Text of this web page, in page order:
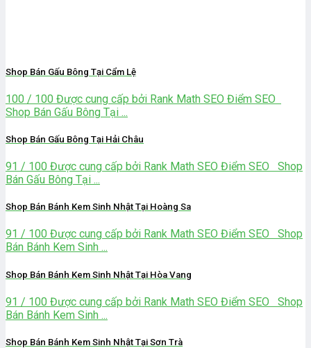
Shop Bán Gấu Bông Tại Cẩm Lệ
100 / 100 Được cung cấp bởi Rank Math SEO Điểm SEO
Shop Bán Gấu Bông Tại ...
Shop Bán Gấu Bông Tại Hải Châu
91 / 100 Được cung cấp bởi Rank Math SEO Điểm SEO Shop
Bán Gấu Bông Tại ...
Shop Bán Bánh Kem Sinh Nhật Tại Hoàng Sa
91 / 100 Được cung cấp bởi Rank Math SEO Điểm SEO Shop
Bán Bánh Kem Sinh ...
Shop Bán Bánh Kem Sinh Nhật Tại Hòa Vang
91 / 100 Được cung cấp bởi Rank Math SEO Điểm SEO Shop
Bán Bánh Kem Sinh ...
Shop Bán Bánh Kem Sinh Nhật Tại Sơn Trà